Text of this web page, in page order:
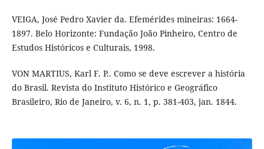
VEIGA, José Pedro Xavier da. Efemérides mineiras: 1664-
1897. Belo Horizonte: Fundação João Pinheiro, Centro de
Estudos Históricos e Culturais, 1998.
VON MARTIUS, Karl F. P.. Como se deve escrever a história
do Brasil. Revista do Instituto Histórico e Geográfico
Brasileiro, Rio de Janeiro, v. 6, n. 1, p. 381-403, jan. 1844.